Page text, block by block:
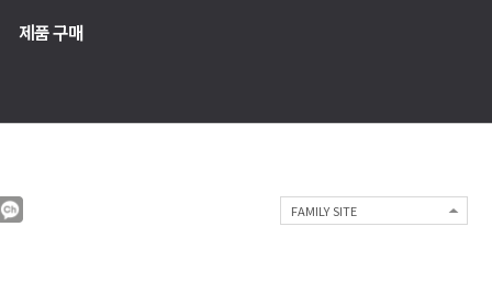
제품 구매
FAMILY SITE